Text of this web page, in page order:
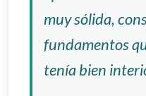
muy sólida,
fundamentos
tenía bien